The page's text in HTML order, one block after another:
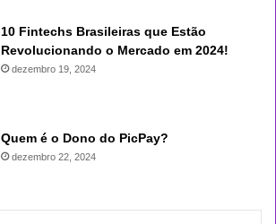
10 Fintechs Brasileiras que Estão
Revolucionando o Mercado em 2024!
dezembro 19, 2024
Quem é o Dono do PicPay?
dezembro 22, 2024